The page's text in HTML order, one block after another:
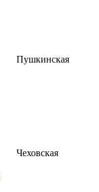
Пушкинская
Чеховская